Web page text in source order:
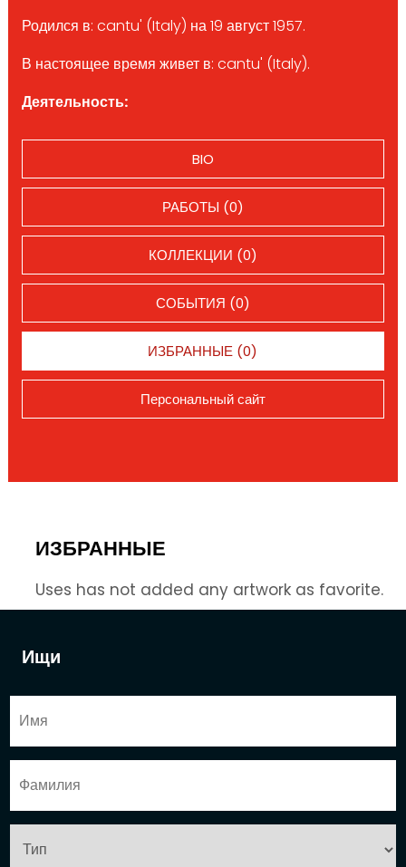
Ищи
Родился в: cantu' (Italy) на 19 август 1957.
В настоящее время живет в: cantu' (Italy).
Деятельность:
BIO
РАБОТЫ (0)
КОЛЛЕКЦИИ (0)
СОБЫТИЯ (0)
ИЗБРАННЫЕ (0)
Персональный сайт
ИЗБРАННЫЕ
Uses has not added any artwork as favorite.